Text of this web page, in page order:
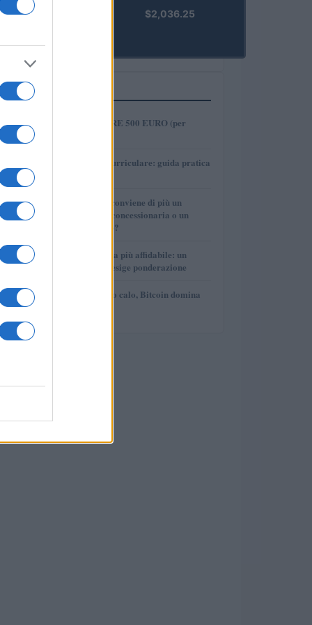
PRIME)
$2,036.25
PIÙ LETTI
1
COME INVESTIRE 500 EURO (per
2
Tirocinio extra-curriculare: guida pratica
3
Per le auto usate conviene di più un
finanziamento in concessionaria o un
prestito personale?
4
La macchina usata più affidabile: un
investimento che esige ponderazione
5
Mercati in leggero calo, Bitcoin domina